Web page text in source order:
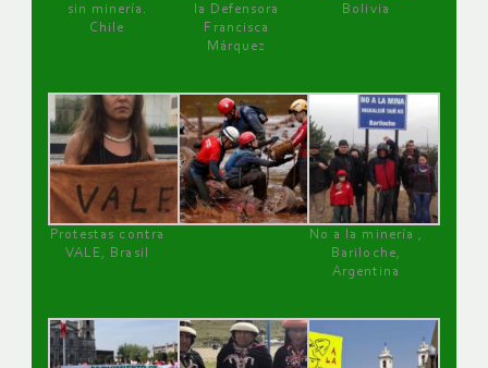
sin minería.
Chile
la Defensora
Francisca
Márquez
Bolivia
Protestas contra
VALE, Brasil
No a la minería ,
Bariloche,
Argentina